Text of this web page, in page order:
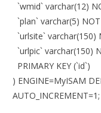
`wmid` varchar(12)
`plan` varchar(5)
`urlsite` varchar(150)
`urlpic` varchar(150)
PRIMARY KEY (`id`)
) ENGINE=MyISAM
AUTO_INCREMENT=1;